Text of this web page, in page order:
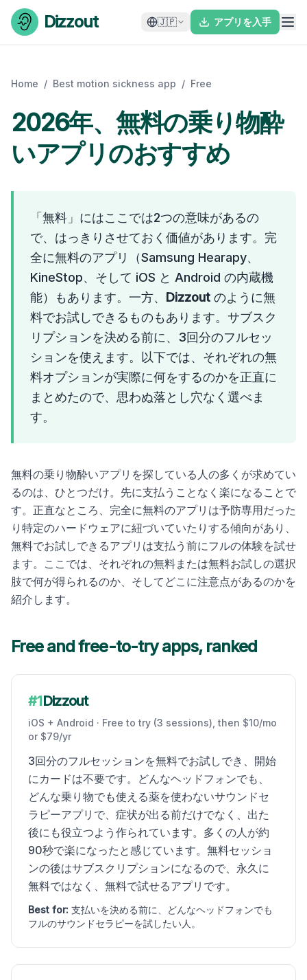
Skip to content
Dizzout 🇯🇵 アプリを入手
Home / Best motion sickness app / Free
2026年、無料の乗り物酔
いアプリのおすすめ
「無料」にはここでは2つの意味があるの
で、はっきりさせておく価値があります。完
全に無料のアプリ（Samsung Hearapy、
KineStop、そして iOS と Android の内蔵機
能）もあります。一方、 Dizzout のように無
料でお試しできるものもあります。サブスク
リプションを決める前に、3回分のフルセッ
ションを使えます。以下では、それぞれの無
料オプションが実際に何をするのかを正直に
まとめたので、思わぬ落とし穴なく選べま
す。
無料の乗り物酔いアプリを探している人の多くが求めてい
るのは、ひとつだけ。先に支払うことなく楽になることで
す。正直なところ、完全に無料のアプリは予防専用だった
り特定のハードウェアに紐づいていたりする傾向があり、
無料でお試しできるアプリは支払う前にフルの体験を試せ
ます。ここでは、それぞれの無料または無料お試しの選択
肢で何が得られるのか、そしてどこに注意点があるのかを
紹介します。
Free and free-to-try apps, ranked
#1Dizzout
iOS + Android · Free to try (3 sessions), then $10/mo
or $79/yr
3回分のフルセッションを無料でお試しでき、開始
にカードは不要です。どんなヘッドフォンでも、
どんな乗り物でも使える薬を使わないサウンドセ
ラピーアプリで、症状が出る前だけでなく、出た
後にも役立つよう作られています。多くの人が約
90秒で楽になったと感じています。無料セッショ
ンの後はサブスクリプションになるので、永久に
無料ではなく、無料で試せるアプリです。
Best for: 支払いを決める前に、どんなヘッドフォンでも
フルのサウンドセラピーを試したい人。